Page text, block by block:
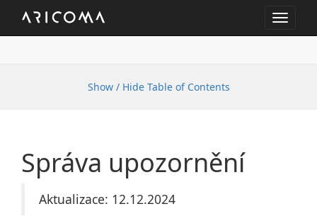
Toggle
Show / Hide Table of Contents
Správa upozornění
Aktualizace: 12.12.2024